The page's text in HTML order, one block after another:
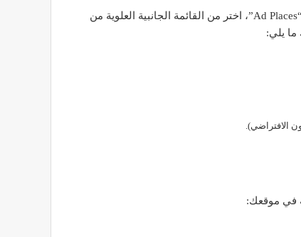
مبروك تم قبول موقعك! الآن لكي تضيف المساحات الإعلانية أو “Ad Places”، اختر من القائمة الجانبية العلوية من
في موقعك: